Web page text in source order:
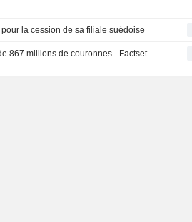
la cession de sa filiale suédoise
867 millions de couronnes - Factset